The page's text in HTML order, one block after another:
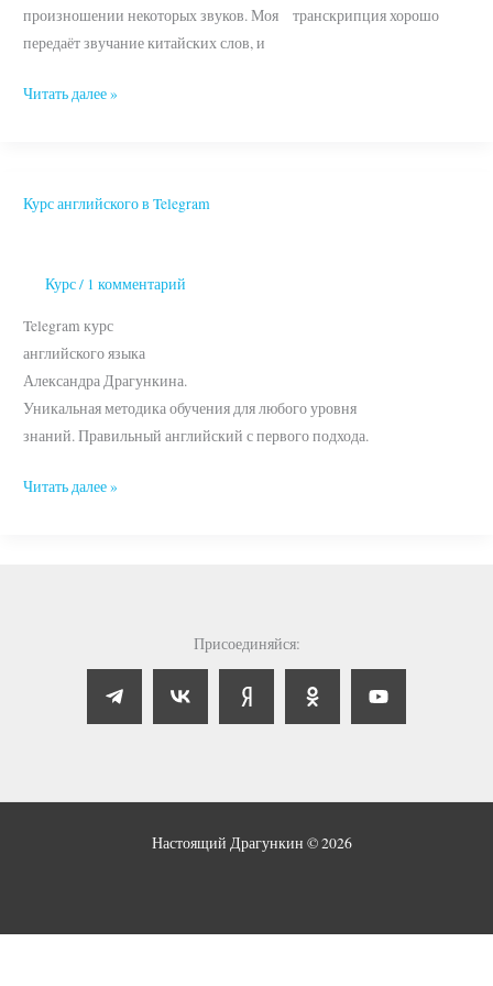
произношении некоторых звуков. Моя транскрипция хорошо
передаёт звучание китайских слов, и
Читать далее »
Курс английского в Telegram
Курс/ 1 комментарий
Telegram курс
английского языка
Александра Драгункина.
Уникальная методика обучения для любого уровня
знаний. Правильный английский с первого подхода.
Курс
Telegram
Читать далее »
Присоединяйся:
Настоящий Драгункин © 2026